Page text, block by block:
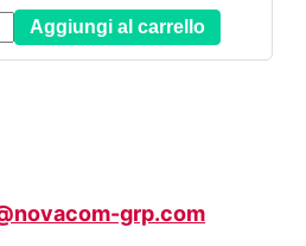
Aggiungi al carrello
grp.com